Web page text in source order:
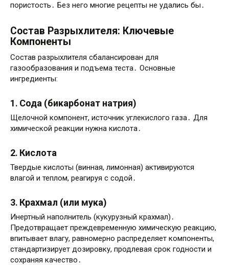
пористость․ Без него многие рецепты не удались бы․
Состав Разрыхлителя: Ключевые
Компоненты
Состав разрыхлителя сбалансирован для
газообразования и подъема теста․ Основные
ингредиенты:
1․ Сода (бикарбонат натрия)
Щелочной компонент, источник углекислого газа․ Для
химической реакции нужна кислота․
2․ Кислота
Твердые кислоты (винная, лимонная) активируются
влагой и теплом, реагируя с содой․
3․ Крахмал (или мука)
Инертный наполнитель (кукурузный крахмал)․
Предотвращает преждевременную химическую реакцию,
впитывает влагу, равномерно распределяет компоненты,
стандартизирует дозировку, продлевая срок годности и
сохраняя качество․